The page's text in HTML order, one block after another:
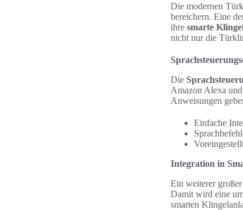
Die modernen
bereichern. Eine
ihre smarte
nicht nur die
Die
Amazon Alexa
Anweisungen
Einfache
Integration in
Ein weiterer
Damit wird eine
smarten